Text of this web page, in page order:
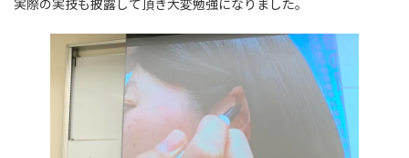
実際の実技も披露して頂き大変勉強になりました。